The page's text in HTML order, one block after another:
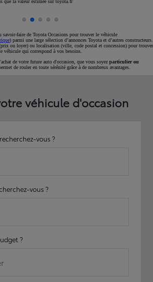
savoir-faire de Toyota Occasions pour trouver le véhicule
) parmi une large sélection d’annonces Toyota et d’autres constructeurs.
ou loyer) ou localisation (ville, code postal et concession) pour trouver
véhicule qui correspond à vos besoins.
de votre future auto d'occasion, que vous soyez particulier ou
de rouler en toute sérénité grâce à de nombreux avantages.
véhicule d'occasion
vous ?
vous ?
?